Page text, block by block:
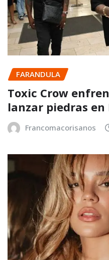
FARANDULA
Toxic Crow
lanzar piedras en
Francomacorisanos